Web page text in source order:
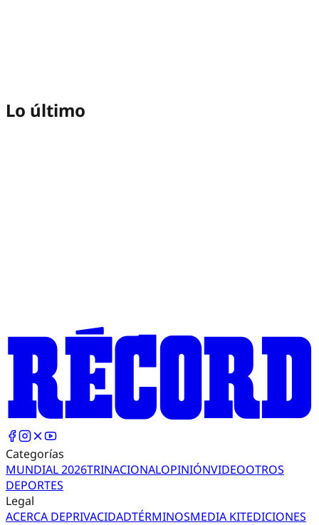
Lo último
Categorías
MUNDIAL 2026TRINACIONALOPINIÓNVIDEOOTROS
DEPORTES
Legal
ACERCA DEPRIVACIDADTÉRMINOSMEDIA KITEDICIONES